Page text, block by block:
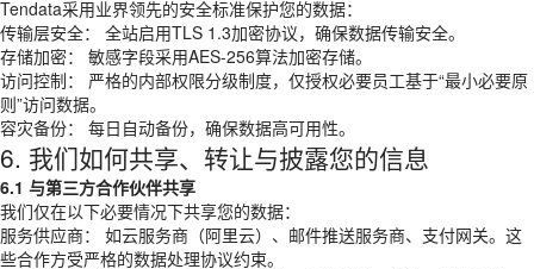
Tendata采用业界领先的安全标准保护您的数据：
传输层安全： 全站启用TLS 1.3加密协议，确保数据传输安全。
存储加密： 敏感字段采用AES-256算法加密存储。
访问控制： 严格的内部权限分级制度，仅授权必要员工基于“最小必要原
则”访问数据。
容灾备份： 每日自动备份，确保数据高可用性。
6. 我们如何共享、转让与披露您的信息
6.1 与第三方合作伙伴共享
我们仅在以下必要情况下共享您的数据：
服务供应商： 如云服务商（阿里云）、邮件推送服务商、支付网关。这
些合作方受严格的数据处理协议约束。